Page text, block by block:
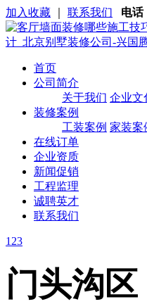
加入收藏 联系我们 电话
首页
公司简介
关于我们 企业文
装修案例
工装案例 家装案
在线订单
企业资质
新闻促销
工程监理
诚聘英才
联系我们
1 23
门头沟区